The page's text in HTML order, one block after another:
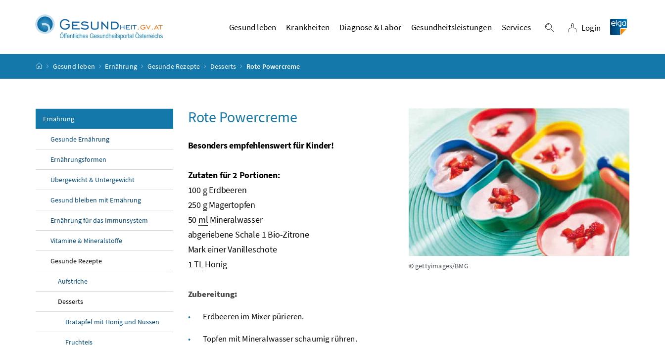
Gesund leben Krankheiten Diagnose & Labor Gesundheitsleistungen Services Suche einblenden
Login
Login
Startseite
Gesund leben Ernährung Gesunde Rezepte Desserts Rote Powercreme
Ernährung
Gesunde Ernährung
Ernährungsformen
Übergewicht & Untergewicht
Gesund bleiben mit Ernährung
Ernährung für das Immunsystem
Vitamine & Mineralstoffe
Gesunde Rezepte
Aufstriche
Desserts
Bratäpfel mit Honig und Nüssen
Fruchteis
© gettyimages/BMG
Rote Powercreme
Besonders empfehlenswert für Kinder!
Zutaten für 2 Portionen:
100 gErdbeeren
250 gMagertopfen
50 ml Mineralwasser
abgeriebene Schale 1 Bio-Zitrone
Mark einer Vanilleschote
1TLHonig
Zubereitung:
Erdbeeren im Mixer pürieren.
Topfen mit Mineralwasser schaumig rühren.